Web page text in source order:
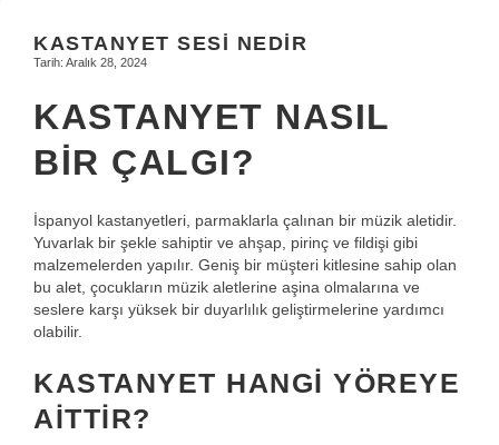
KASTANYET SESI NEDIR
Tarih: Aralık 28, 2024
KASTANYET NASIL
BIR ÇALGI?
İspanyol kastanyetleri, parmaklarla çalınan bir müzik aletidir.
Yuvarlak bir şekle sahiptir ve ahşap, pirinç ve fildişi gibi
malzemelerden yapılır. Geniş bir müşteri kitlesine sahip olan
bu alet, çocukların müzik aletlerine aşina olmalarına ve
seslere karşı yüksek bir duyarlılık geliştirmelerine yardımcı
olabilir.
KASTANYET HANGI YÖREYE
AITTIR?